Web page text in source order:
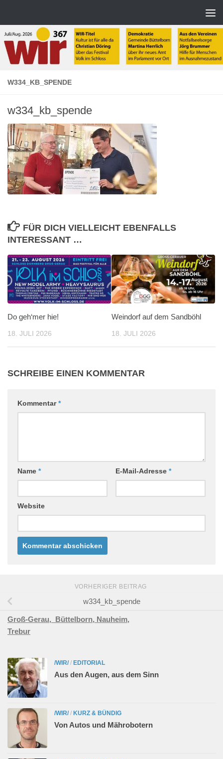
W334_KB_SPENDE
w334_kb_spende
FÜR DICH VIELLEICHT EBENFALLS
INTERESSANT …
Do geh‘mer hie!
18. JULI 2026
Weindorf auf dem Sandböhl
18. JULI 2026
SCHREIBE EINEN KOMMENTAR
Kommentar*
Name * E-Mail-Adresse *
Website
VORHERIGER BEITRAG
w334_kb_spende
Groß-Gerau, Büttelborn, Nauheim,
Trebur
/WIR/ / EDITORIAL
Aus den Augen, aus dem Sinn
/WIR/ / KURZ & BÜNDIG
Von Autos und Mährobotern